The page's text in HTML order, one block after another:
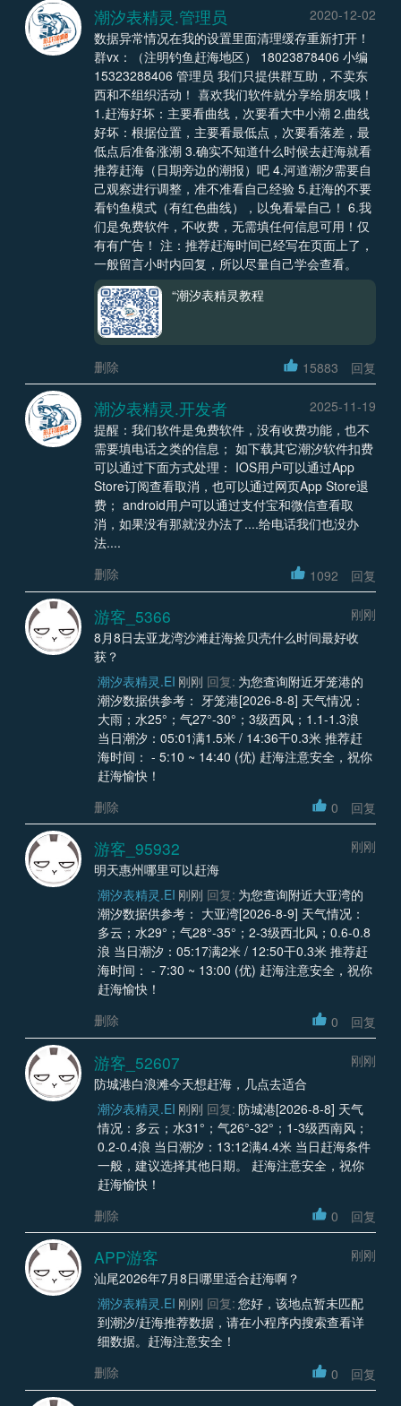
潮汐表精灵.管理员
2020-12-02
数据异常情况在我的设置里面清理缓存重新打开！
群vx：（注明钓鱼赶海地区） 18023878406 小编
15323288406 管理员 我们只提供群互助，不卖东
西和不组织活动！ 喜欢我们软件就分享给朋友哦！
1.赶海好坏：主要看曲线，次要看大中小潮 2.曲线
好坏：根据位置，主要看最低点，次要看落差，最
低点后准备涨潮 3.确实不知道什么时候去赶海就看
推荐赶海（日期旁边的潮报）吧 4.河道潮汐需要自
己观察进行调整，准不准看自己经验 5.赶海的不要
看钓鱼模式（有红色曲线），以免看晕自己！ 6.我
们是免费软件，不收费，无需填任何信息可用！仅
有有广告！ 注：推荐赶海时间已经写在页面上了，
一般留言小时内回复，所以尽量自己学会查看。
“潮汐表精灵教程
删除 15883 回复
潮汐表精灵.开发者
2025-11-19
提醒：我们软件是免费软件，没有收费功能，也不
需要填电话之类的信息； 如下载其它潮汐软件扣费
可以通过下面方式处理： IOS用户可以通过App
Store订阅查看取消，也可以通过网页App Store退
费； android用户可以通过支付宝和微信查看取
消，如果没有那就没办法了....给电话我们也没办
法....
删除
1092 回复
游客_5366
刚刚
8月8日去亚龙湾沙滩赶海捡贝壳什么时间最好收
获？
潮汐表精灵.EI 刚刚 回复: 为您查询附近牙笼港的
潮汐数据供参考： 牙笼港[2026-8-8] 天气情况：
大雨；水25°；气27°-30°；3级西风；1.1-1.3浪
当日潮汐：05:01满1.5米 / 14:36干0.3米 推荐赶
海时间： - 5:10 ~ 14:40 (优) 赶海注意安全，祝你
赶海愉快！
删除
0 回复
游客_95932
刚刚
明天惠州哪里可以赶海
潮汐表精灵.EI 刚刚 回复: 为您查询附近大亚湾的
潮汐数据供参考： 大亚湾[2026-8-9] 天气情况：
多云；水29°；气28°-35°；2-3级西北风；0.6-0.8
浪 当日潮汐：05:17满2米 / 12:50干0.3米 推荐赶
海时间： - 7:30 ~ 13:00 (优) 赶海注意安全，祝你
赶海愉快！
删除
0 回复
游客_52607
刚刚
防城港白浪滩今天想赶海，几点去适合
潮汐表精灵.EI 刚刚 回复: 防城港[2026-8-8] 天气
情况：多云；水31°；气26°-32°；1-3级西南风；
0.2-0.4浪 当日潮汐：13:12满4.4米 当日赶海条件
一般，建议选择其他日期。 赶海注意安全，祝你
赶海愉快！
删除
0 回复
APP游客
刚刚
汕尾2026年7月8日哪里适合赶海啊？
潮汐表精灵.EI 刚刚 回复: 您好，该地点暂未匹配
到潮汐/赶海推荐数据，请在小程序内搜索查看详
细数据。赶海注意安全！
删除
0 回复